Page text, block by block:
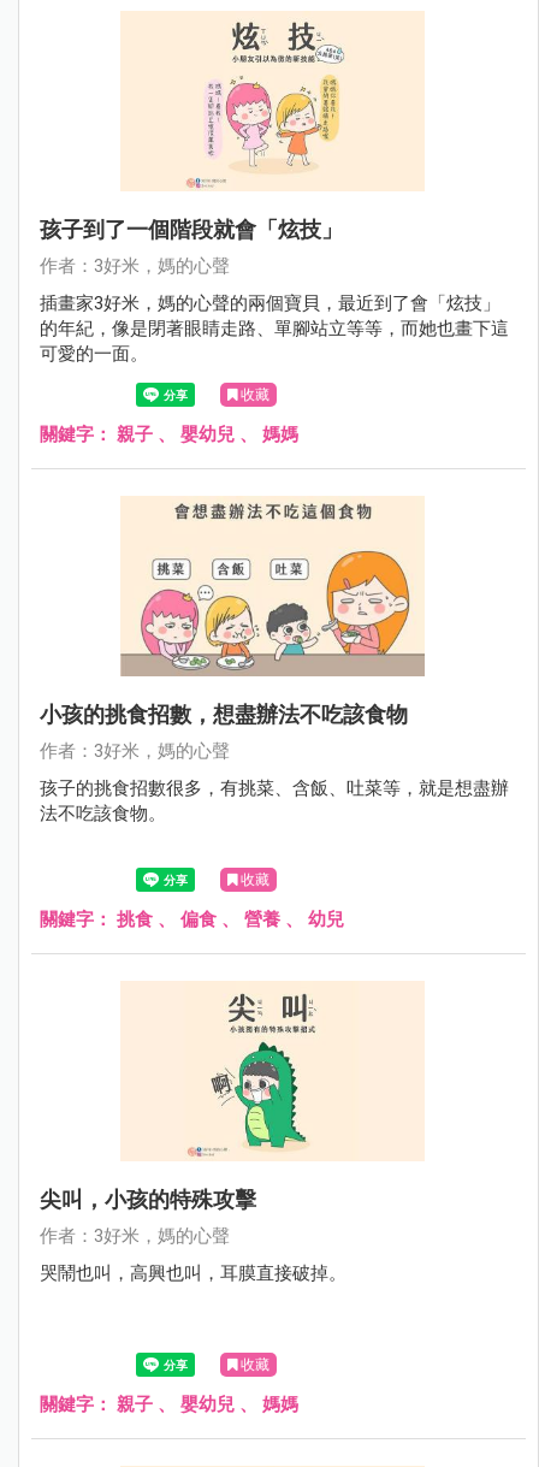
孩子到了一個階段就會「炫技」
作者：3好米，媽的心聲
插畫家3好米，媽的心聲的兩個寶貝，最近到了會「炫技」
的年紀，像是閉著眼睛走路、單腳站立等等，而她也畫下這
可愛的一面。
收藏
關鍵字： 親子 、 嬰幼兒 、 媽媽
小孩的挑食招數，想盡辦法不吃該食物
作者：3好米，媽的心聲
孩子的挑食招數很多，有挑菜、含飯、吐菜等，就是想盡辦
法不吃該食物。
收藏
關鍵字： 挑食 、 偏食 、 營養 、 幼兒
尖叫，小孩的特殊攻擊
作者：3好米，媽的心聲
哭鬧也叫，高興也叫，耳膜直接破掉。
收藏
關鍵字： 親子 、 嬰幼兒 、 媽媽